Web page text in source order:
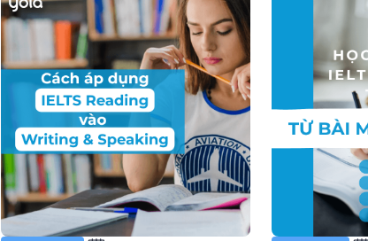
từng dạng, chiến lược xử lý, và lộ […]